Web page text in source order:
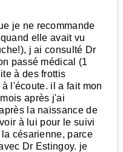
je ne recommande
elle avait vu
j ai consulté Dr
passé médical (1
à des frottis
l'écoute. il a fait mon
après j'ai
la naissance de
à lui pour le suivi
césarienne, parce
Dr Estingoy. je